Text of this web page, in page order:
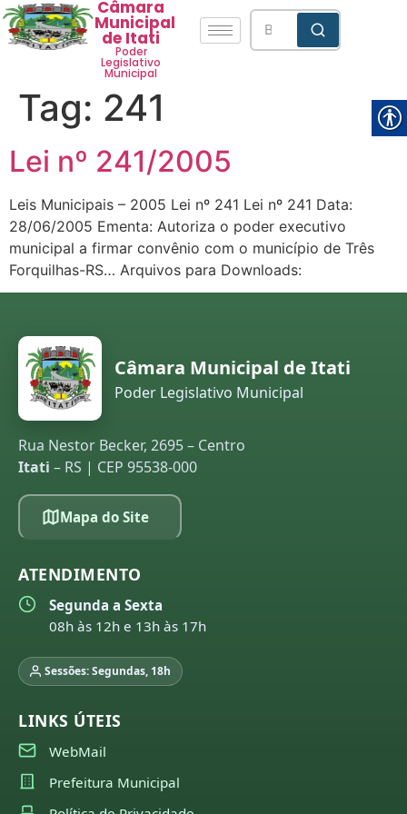
Câmara
Municipal
de Itati
Poder
Legislativo
Municipal
Tag: 241
Lei nº 241/2005
Leis Municipais – 2005 Lei nº 241 Lei nº 241 Data:
28/06/2005 Ementa: Autoriza o poder executivo
municipal a firmar convênio com o município de Três
Forquilhas-RS… Arquivos para Downloads:
Câmara Municipal de Itati
Poder Legislativo Municipal
Rua Nestor Becker, 2695 – Centro
Itati – RS | CEP 95538-000
Mapa do Site
ATENDIMENTO
Segunda a Sexta
08h às 12h e 13h às 17h
Sessões: Segundas, 18h
LINKS ÚTEIS
WebMail
Prefeitura Municipal